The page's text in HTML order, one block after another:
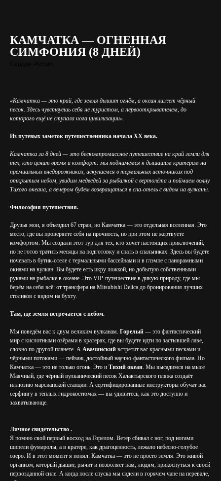
КАМЧАТКА — ОГНЕННАЯ
СИМФОНИЯ (8 ДНЕЙ)
«Камчатка — это край, где земля дышит огнём, а океан лижет чёрный
песок. Здесь чувствуешь себя не туристом, а первооткрывателем, до
которого ещё не ступала нога цивилизации».
Из путевых заметок путешественника начала XX века.
Камчатка за 8 дней — это бескомпромиссное путешествие на край земли для
тех, кто ценит время и комфорт: мы поднимемся к дышащим кратерам на
премиальных внедорожниках, искупаемся в термальных источниках под
открытым небом, увидим медведей за рыбалкой с вертолёта и поймаем волну
Тихого океана, а вечером будем возвращаться в спа-отель с видом на вулканы.
Философия путешествия.
Друзья мои, я объездил 67 стран, но Камчатка — это отдельная вселенная. Это
место, где вы проверяете себя на прочность, но при этом не жертвуете
комфортом. Мы создали этот тур для тех, кто хочет настоящих приключений,
но не готов тратить месяцы на подготовку и спать в спальниках. Здесь вы будете
ночевать в бутик-отеле с термальными бассейнами и в глэмпе с панорамными
окнами на вулкан. Вы будете есть икру ложкой, но добытую собственными
руками на рыбалке в океане. Это VIP-путешествие в дикую природу, где мы
берём на себя всё: от трансфера на Mitsubishi Delica до бронирования лучших
столиков с видом на бухту.
Там, где земля встречается с небом.
Мы поведём вас к двум великим вулканам. Горелый — это фантастический
мир с кислотными озёрами в кратерах, где вы будете идти по застывшей лаве,
словно по другой планете. А Авачинский встретит вас красными песками и
чёрными потоками — пейзаж, достойный научно-фантастического фильма. Но
Камчатка — это не только огонь. Это и Тихий океан. Мы высадимся на мысе
Маячный, где чёрный вулканический песок Халактырского пляжа создаёт
иллюзию марсианской станции. А сертифицированные инструкторы обучат вас
серфингу в тёплых гидрокостюмах — вы удивитесь, как это доступно и
захватывающе.
Личное свидетельство .
Я помню свой первый восход на Горелом. Ветер сбивал с ног, под ногами
шипели фумаролы, а в кратере, как драгоценность, лежало небесно-голубое
озеро. И в этот момент я понял: Камчатка — это не просто земля. Это живой
организм, который дышит, рычит и позволяет нам, людям, прикоснуться к своей
первозданной силе. А когда после спуска мы сидели в горячем чане на перевале,